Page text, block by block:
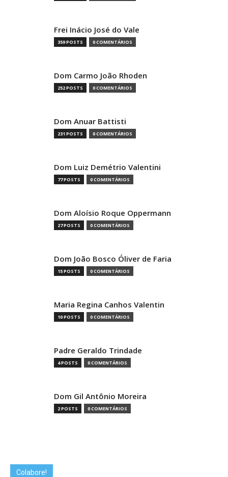
Frei Inácio José do Vale
359 POSTS 0 COMENTÁRIOS
Dom Carmo João Rhoden
252 POSTS 0 COMENTÁRIOS
Dom Anuar Battisti
231 POSTS 0 COMENTÁRIOS
Dom Luiz Demétrio Valentini
77 POSTS 0 COMENTÁRIOS
Dom Aloísio Roque Oppermann
27 POSTS 0 COMENTÁRIOS
Dom João Bosco Óliver de Faria
15 POSTS 0 COMENTÁRIOS
Maria Regina Canhos Valentin
10 POSTS 0 COMENTÁRIOS
Padre Geraldo Trindade
4 POSTS 0 COMENTÁRIOS
Dom Gil Antônio Moreira
2 POSTS 0 COMENTÁRIOS
Colabore!